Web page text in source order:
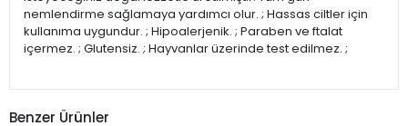
nemlendirme sağlamaya yardımcı olur. ; Hassas ciltler için
kullanıma uygundur. ; Hipoalerjenik. ; Paraben ve ftalat
içermez. ; Glutensiz. ; Hayvanlar üzerinde test edilmez. ;
Benzer Ürünler